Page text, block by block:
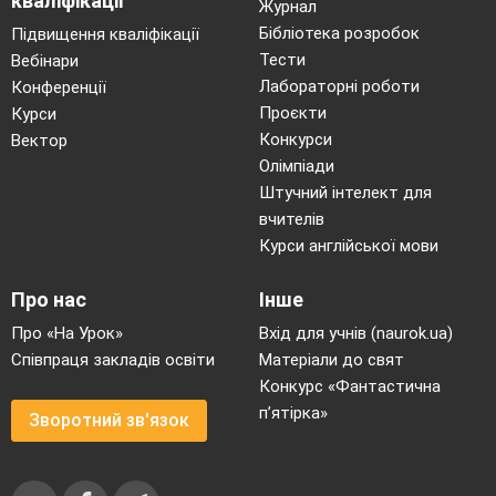
Ведуча:
Життя? Це — як шкільний твір: думок
багато, а часу обмаль.
Ведуча:
Класне було б життя, якби можна
було застосувати до нього фотошоп: видалити
сумне, домалювати радість, обрізати проблеми,
замазати самотність, уставити щастя і кохання
: Життя — як супермаркет: бери що
Ведуча:
Але не забувай — за все доведеться
платити.
Ведуча:Мене в житті цікавлять два питання:
звідки береться пил і куди зникають гроші?
Ведуча:Життя — це не зебра з чорних та
Підвищення кваліфікації
Вебінари
Конференції
Курси
Вектор
Журнал
Бібліотека розробок
Тести
Лабораторні роботи
Проєкти
Конкурси
Олімпіади
Штучний інтелект для
вчителів
Курси англійської мови
Про нас
Про «На Урок»
Співпраця закладів освіти
Зворотний зв'язок
Інше
Вхід для учнів (naurok.ua)
Матеріали до свят
Конкурс «Фантастична
п’ятірка»